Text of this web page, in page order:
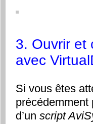
3. Ouvrir et
avec
Si vous êtes
précédemment
d’un script